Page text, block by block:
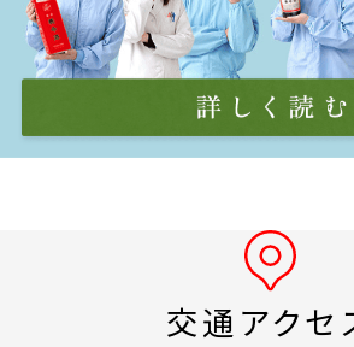
交通アクセ